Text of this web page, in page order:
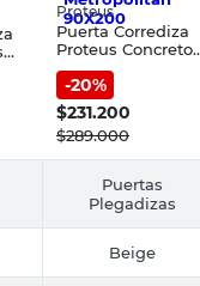
Proteus
Puerta Corrediza
Proteus Concreto
Tablero
Melamínico 18
Metropolitan
90X200
-20%
$231.200
$289.000
Puertas
Plegadizas
Beige